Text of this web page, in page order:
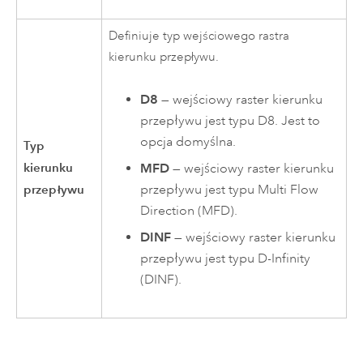
Typ
kierunku
przepływu
Definiuje typ wejściowego rastra
kierunku przepływu.
D8 — wejściowy raster kierunku
przepływu jest typu D8. Jest to
opcja domyślna.
MFD — wejściowy raster kierunku
przepływu jest typu Multi Flow
Direction (MFD).
DINF — wejściowy raster kierunku
przepływu jest typu D-Infinity
(DINF).